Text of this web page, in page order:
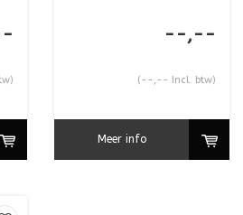
--,--
(--,-- Incl. btw)
Meer info